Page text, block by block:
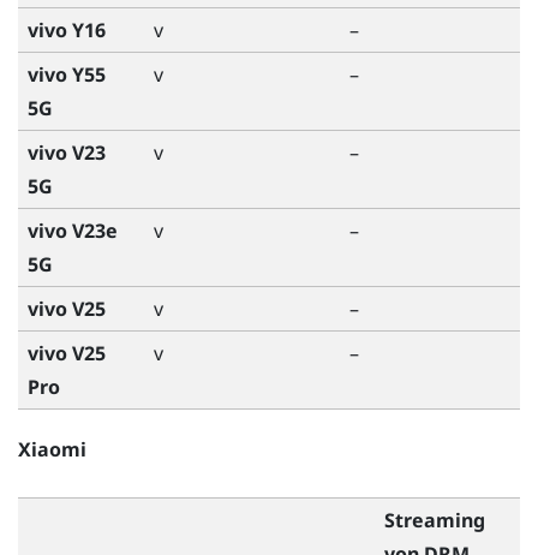
vivo Y16
v
–
vivo Y55
5G
v –
vivo V23
5G
v –
vivo V23e
5G
v –
vivo V25 v
–
vivo V25
Pro
v –
Xiaomi
Streaming